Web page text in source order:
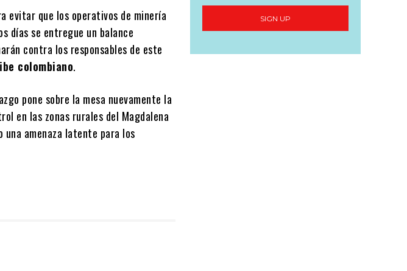
evitar que los operativos de minería
días se entregue un balance
contra los responsables de este
colombiano.
pone sobre la mesa nuevamente la
en las zonas rurales del Magdalena
una amenaza latente para los
SIGN UP